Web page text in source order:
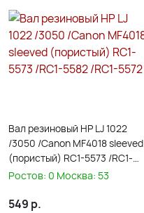
Вал резиновый HP LJ 1022
/3050 /Canon MF4018 sleeved
(пористый) RC1-5573 /RC1-
5582 /RC1-5572
Ростов: 0 Москва: 53
549 р.